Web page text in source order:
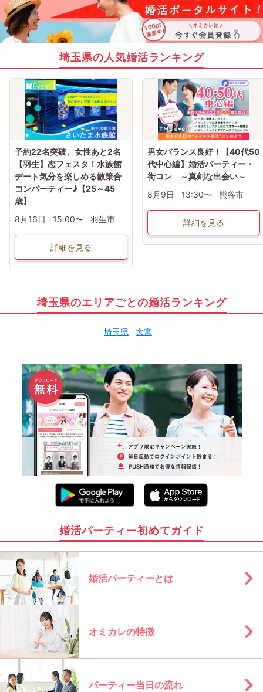
埼玉県の人気婚活ランキング
予約22名突破、女性あと2名
【羽生】恋フェスタ！水族館
デート気分を楽しめる散策合
コンパーティー♪【25～45
歳】
8月16日
15:00〜 羽生市
詳細を見る
男女バランス良好！【40代50
代中心編】婚活パーティー・
街コン ～真剣な出会い～
8月9日
13:30〜 熊谷市
詳細を見る
埼玉県のエリアごとの婚活ランキング
埼玉県 大宮
婚活パーティー初めてガイド
婚活パーティーとは
オミカレの特徴
パーティー当日の流れ